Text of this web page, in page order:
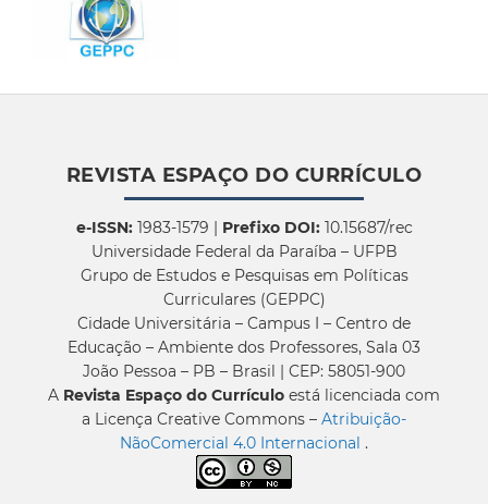
REVISTA ESPAÇO DO CURRÍCULO
e-ISSN:1983-1579 | Prefixo DOI:10.15687/rec
Universidade Federal da Paraíba – UFPB
Grupo de Estudos e Pesquisas em Políticas
Curriculares (GEPPC)
Cidade Universitária – Campus I – Centro de
Educação – Ambiente dos Professores, Sala 03
João Pessoa – PB – Brasil | CEP: 58051-900
A Revista Espaço do Currículo está licenciada com
a Licença Creative Commons – Atribuição-
NãoComercial 4.0 Internacional .